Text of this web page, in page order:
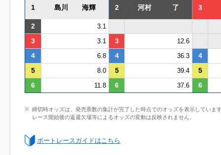
1 島川 海輝 2 河村 了 3
2 3.1
3 3.1 3 12.6
4 6.8 4 36.3
4
5
8.0 5 39.4
5
6
11.8 6 37.6 6
締切時オッズは、発売票数の集計が完了した時点でのオッズを表示していま
レース開始後の返還欠場等によるオッズの変動は反映されません。
ボートレースガイドはこちら